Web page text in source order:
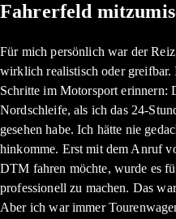
Fahrerfeld
Für mich persönlich war der
wirklich realistisch oder greifbar.
Schritte im Motorsport erinnern:
Nordschleife, als ich das 24-
gesehen habe. Ich hätte nie
hinkomme. Erst mit dem Anruf
DTM fahren möchte, wurde es
professionell zu machen. Das
Aber ich war immer